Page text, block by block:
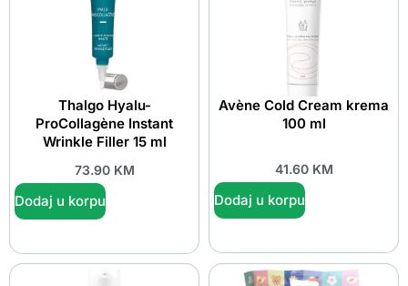
Thalgo Hyalu-
ProCollagène Instant
Wrinkle Filler 15 ml
73.90 KM
Dodaj u korpu
Avène Cold Cream krema
100 ml
41.60 KM
Dodaj u korpu